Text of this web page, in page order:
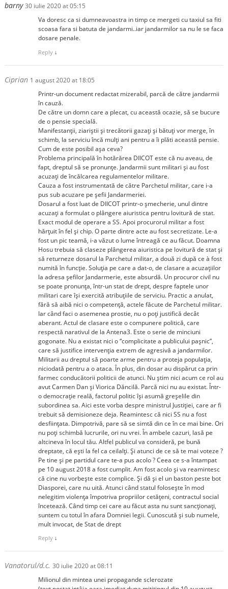
barny 30 iulie 2020 at 05:15
Va doresc ca si dumneavoastra in timp ce mergeti cu taxiul sa fiti
scoasa fara si batuta de jandarmi..iar jandarmilor sa nu le se faca
dosare penale.
Reply ↓
Ciprian 1 august 2020 at 18:05
Printr-un document redactat mizerabil, parcă de către jandarmii
în cauză.
De către un domn care a plecat, cu această ocazie, să se bucure
de o pensie specială.
Manifestanţii, ziariştii şi trecătorii gazaţi şi bătuţi vor merge, în
schimb, la serviciu încă mulţi ani pentru a îi plăti această pensie.
Cum de este posibil aşa ceva?
Problema principală în hotărărea DIICOT este că nu aveau, de
fapt, dreptul să se pronunţe. Jandarmii sunt militari şi au fost
acuzaţi de încălcarea regulamentelor militare.
Cauza a fost instrumentată de către Parchetul militar, care i-a
pus sub acuzare pe şefii Jandarmeriei.
Dosarul a fost luat de DIICOT printr-o şmecherie, unul dintre
acuzaţi a formulat o plângere aiuristica pentru lovitură de stat.
Exact modul de operare a SS. Apoi procurorul militar a fost
hărţuit în fel şi chip. O parte dintre acte au fost secretizate. Le-a
fost un pic teamă, i-a văzut o lume întreagă ce au făcut. Doamna
Hosu trebuia să claseze plângerea aiuristica pe lovitură de stat şi
să returneze dosarul la Parchetul militar, a două zi după ce à fost
numită în funcţie. Soluţia pe care a dat-o, de clasare a acuzaţiilor
la adresa şefilor Jandarmerie, este absurdă. Un procuror civil nu
se poate pronunţa, într-un stat de drept, despre faptele unor
militari care îşi exercită atribuţiile de serviciu. Practic a anulat,
fără să aibă nici o competenţă, actele făcute de Parchetul militar.
Iar când faci o asemenea prostie, nu o poţi justifică decât
aberant. Actul de clasare este o compunere politică, care
respectă narativul de la Antena3. Este o serie de minciuni
gogonate. Nu a existat nici o “complicitate a publicului paşnic”,
care să justifice intervenţia extrem de agresivă a jandarmilor.
Militarii au dreptul să poarte arme pentru a proteja populaţia,
niciodată pentru a o ataca. În plus, din dosar au dispărut ca prin
farmec conducătorii politicii de atunci. Nu ştim nici acum ce rol au
avut Carmen Dan şi Viorica Dăncilă. Parcă nici nu au existat. Într-
o democraţie reală, factorul politic îşi asumă greşelile din
subordinea sa. Aici este vorba despre ministrul Justiţiei, care ar fi
trebuit să demisioneze deja. Reamintesc că nici SS nu a fost
desfiinţata. Dimpotrivă, pare să se simtă din ce în ce mai bine. Ori
nu poţi schimbă lucrurile, ori nu vrei. În ambele cazuri, lasă pe
altcineva în locul tău. Altfel publicul va consideră, pe bună
dreptate, că eşti la fel ca ceilalţi. Şi atunci de ce să te mai voteze ?
Pe tine şi pe partidul care te-a pus acolo ? Ceea ce s-a întampat
pe 10 august 2018 a fost cumplit. Am fost acolo şi va reamintesc
că cine nu vorbeşte este complice. Şi dă şi el un baston peste bot
Diasporei, care nu uită. Atunci când statul foloseşte în mod
nelegitim violenţa împotriva propriilor cetăţeni, contractul social
încetează. Când timp cei care au făcut asta nu sunt sancţionaţi,
suntem cu totul în afara Domniei legii. Cunoscută şi sub numele,
mult invocat, de Stat de drept
Reply ↓
Vanatorul/d.c. 30 iulie 2020 at 08:11
Milionul din mintea unei propagande sclerozate